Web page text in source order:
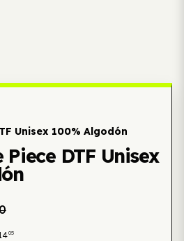
Unisex 100% Algodón
Piece DTF Unisex
05